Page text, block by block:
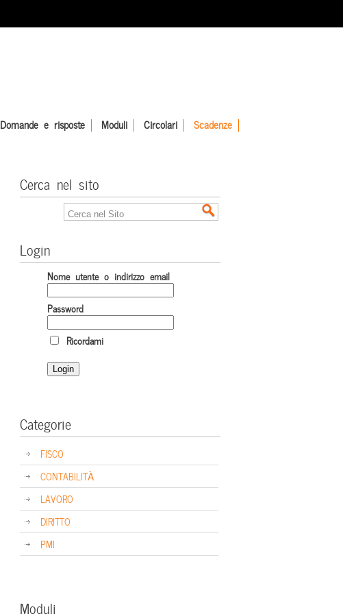
Domande e risposte Moduli Circolari Scadenze
Cerca nel sito
Login
Nome utente o indirizzo email
Password
Ricordami
Categorie
FISCO
CONTABILITÀ
LAVORO
DIRITTO
PMI
Moduli